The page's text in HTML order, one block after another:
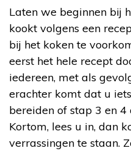
Laten we beginnen bij
kookt volgens een
bij het koken te
eerst het hele recept
iedereen, met als
erachter komt dat u
bereiden of stap 3 en
Kortom, lees u in, dan
verrassingen te staan.